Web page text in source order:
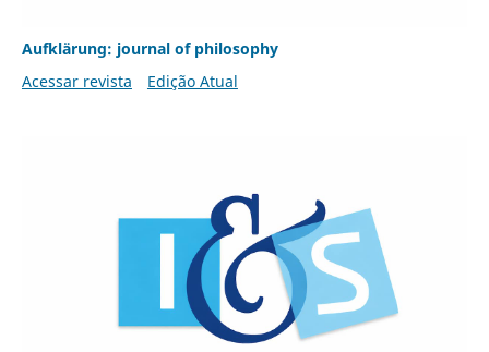
Aufklärung: journal of philosophy
Acessar revista
Edição Atual